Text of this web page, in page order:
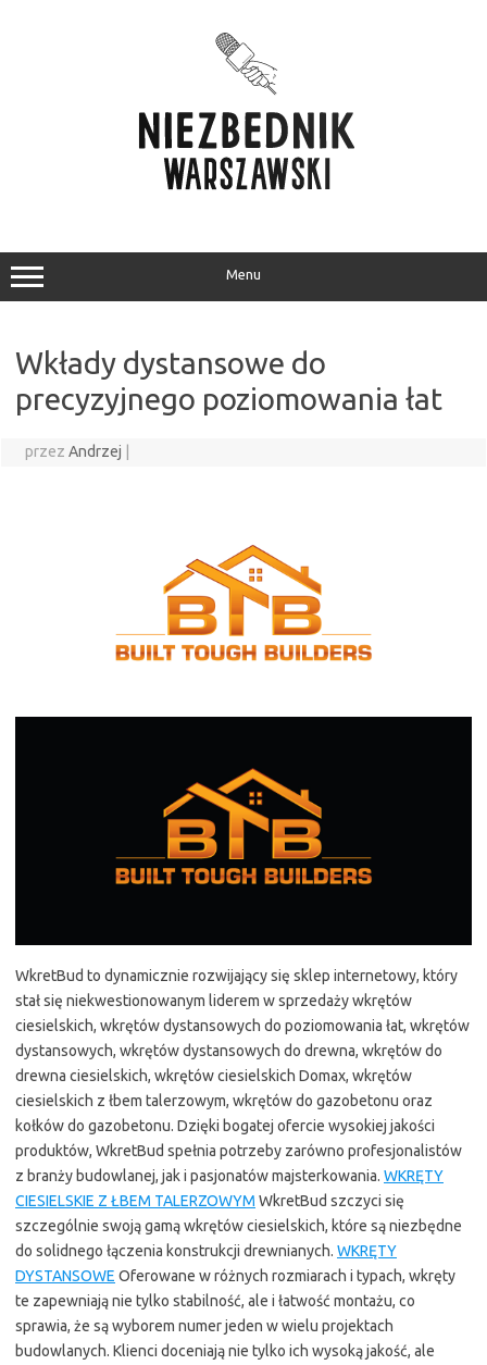
Menu
Wkłady dystansowe do
precyzyjnego poziomowania łat
przez Andrzej
WkretBud to dynamicznie rozwijający się sklep internetowy, który
stał się niekwestionowanym liderem w sprzedaży wkrętów
ciesielskich, wkrętów dystansowych do poziomowania łat, wkrętów
dystansowych, wkrętów dystansowych do drewna, wkrętów do
drewna ciesielskich, wkrętów ciesielskich Domax, wkrętów
ciesielskich z łbem talerzowym, wkrętów do gazobetonu oraz
kołków do gazobetonu. Dzięki bogatej ofercie wysokiej jakości
produktów, WkretBud spełnia potrzeby zarówno profesjonalistów
z branży budowlanej, jak i pasjonatów majsterkowania. WKRĘTY
CIESIELSKIE Z ŁBEM TALERZOWYM WkretBud szczyci się
szczególnie swoją gamą wkrętów ciesielskich, które są niezbędne
do solidnego łączenia konstrukcji drewnianych. WKRĘTY
DYSTANSOWE Oferowane w różnych rozmiarach i typach, wkręty
te zapewniają nie tylko stabilność, ale i łatwość montażu, co
sprawia, że są wyborem numer jeden w wielu projektach
budowlanych. Klienci doceniają nie tylko ich wysoką jakość, ale